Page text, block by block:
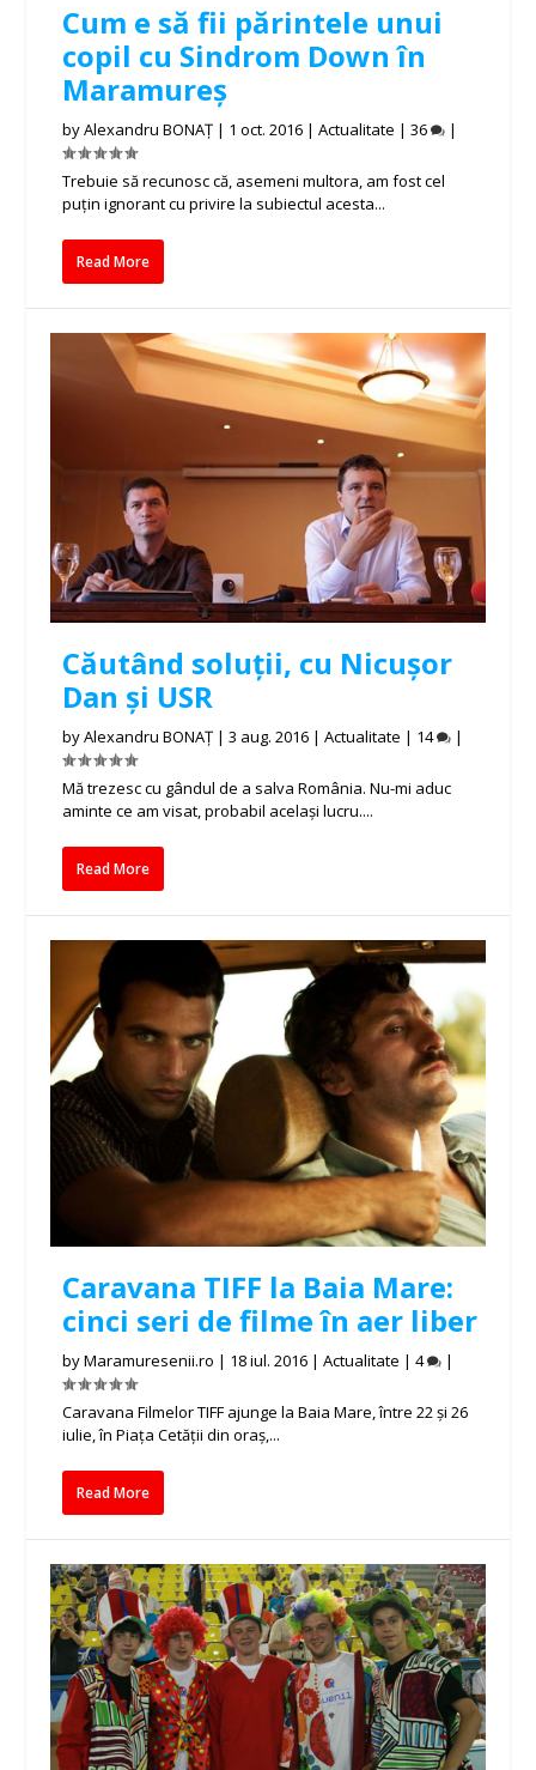
Cum e să fii părintele unui
copil cu Sindrom Down în
Maramureș
byAlexandru BONAȚ | 1 oct. 2016 |Actualitate |36 |
Trebuie să recunosc că, asemeni multora, am fost cel
puțin ignorant cu privire la subiectul acesta...
Read More
Căutând soluții, cu Nicușor
Dan și USR
byAlexandru BONAȚ |3 aug. 2016 |Actualitate | 14 |
Mă trezesc cu gândul de a salva România. Nu-mi aduc
aminte ce am visat, probabil același lucru....
Read More
Caravana TIFF la Baia Mare:
cinci seri de filme în aer liber
byMaramuresenii.ro | 18 iul. 2016 |Actualitate |4 |
Caravana Filmelor TIFF ajunge la Baia Mare, între 22 și 26
iulie, în Piața Cetății din oraș,...
Read More